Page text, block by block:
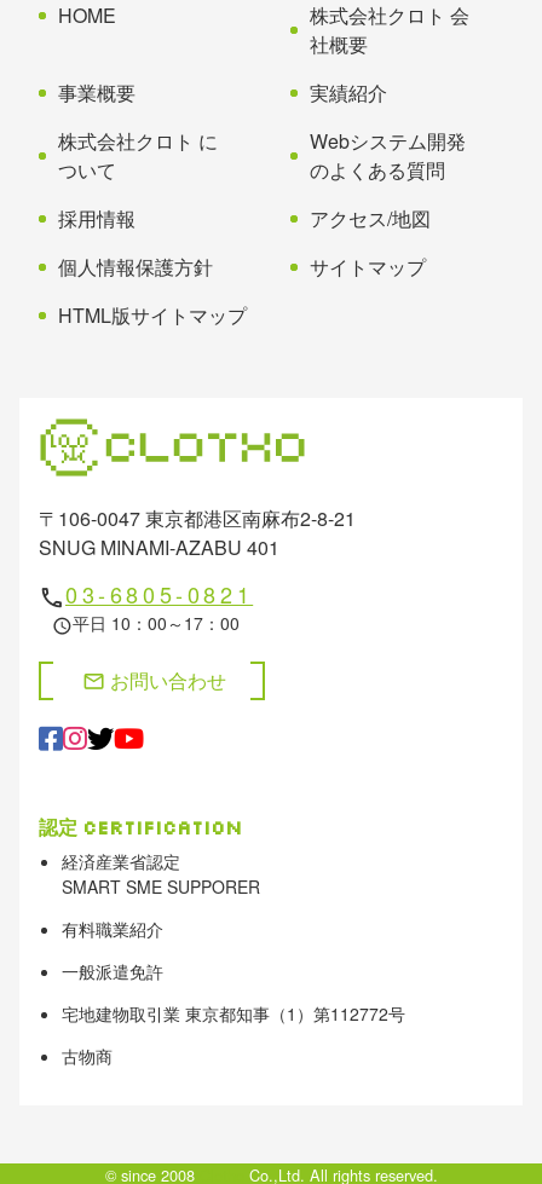
〒106-0047 東京都港区南麻布2-8-21
SNUG MINAMI-AZABU 401
phone03-6805-0821
schedule平日 10：00～17：00
mail お問い合わせ
認定 Certification
経済産業省認定
SMART SME SUPPORER
有料職業紹介
一般派遣免許
宅地建物取引業 東京都知事（1）第112772号
古物商
HOME
株式会社クロト 会
社概要
事業概要
実績紹介
株式会社クロト に
ついて
Webシステム開発
のよくある質問
採用情報
アクセス/地図
個人情報保護方針
サイトマップ
HTML版サイトマップ
© since 2008 Co.,Ltd. All rights reserved.